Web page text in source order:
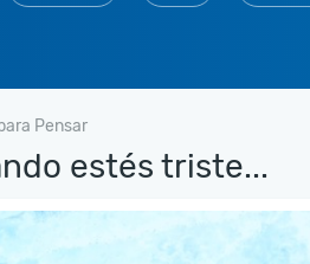
Pensar
estés triste...